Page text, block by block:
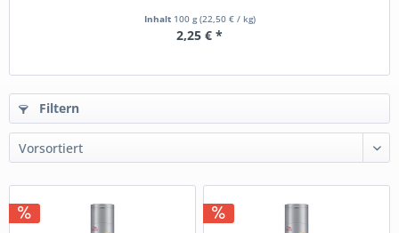
Inhalt 100 g(22,50 € / kg)
2,25 € *
Filtern